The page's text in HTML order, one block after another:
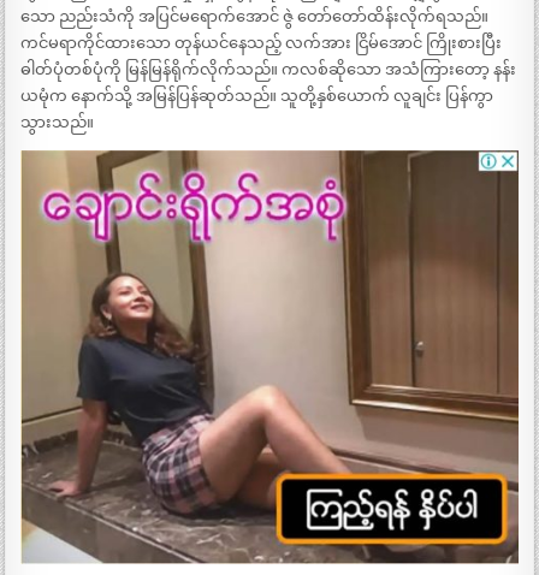
သော ညည်းသံကို အပြင်မရောက်အောင် ဇွဲ တော်တော်ထိန်းလိုက်ရသည်။
ကင်မရာကိုင်ထားသော တုန်ယင်နေသည့် လက်အား ငြိမ်အောင် ကြိုးစားပြီး
ဓါတ်ပုံတစ်ပုံကို မြန်မြန်ရိုက်လိုက်သည်။ ကလစ်ဆိုသော အသံကြားတော့ နန်း
ယမုံက နောက်သို့ အမြန်ပြန်ဆုတ်သည်။ သူတို့နှစ်ယောက် လူချင်း ပြန်ကွာ
သွားသည်။